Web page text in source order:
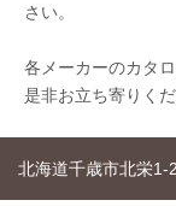
さい。
各メーカーのカタ
是非お立ち寄りくだ
北海道千歳市北栄1-